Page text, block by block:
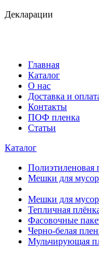
Декларации
Главная
Каталог
О нас
Доставка и
Контакты
ПОФ пленка
Статьи
Каталог
Мешки для
Мешки для
Тепличная
Фасовочные
Черно-белая
Мульчирующая